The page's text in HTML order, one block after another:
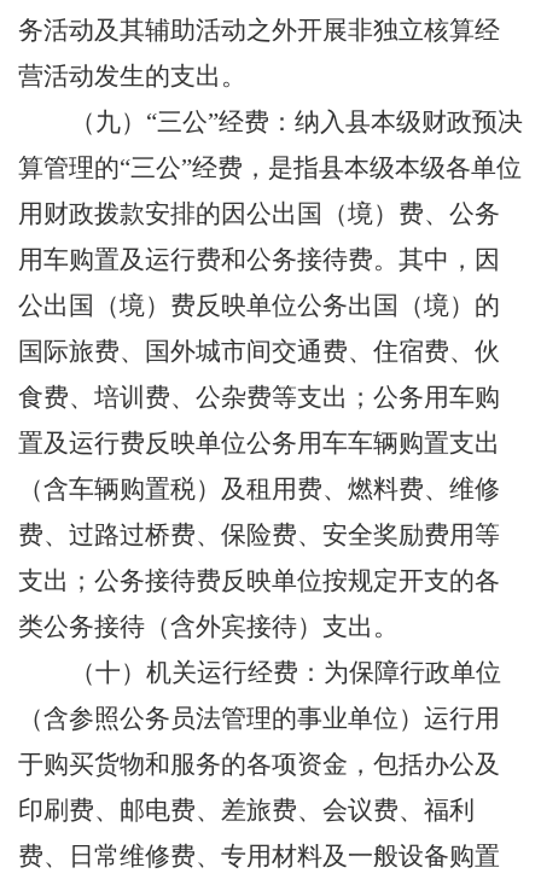
务活动及其辅助活动之外开展非独立核算经
营活动发生的支出。
（九） “三公”经费：纳入县本级财政预决
算管理的“三公”经费，是指县本级本级各单位
用财政拨款安排的因公出国（境）费、公务
用车购置及运行费和公务接待费。其中，因
公出国（境）费反映单位公务出国（境）的
国际旅费、国外城市间交通费、住宿费、伙
食费、培训费、公杂费等支出；公务用车购
置及运行费反映单位公务用车车辆购置支出
（含车辆购置税）及租用费、燃料费、维修
费、过路过桥费、保险费、安全奖励费用等
支出；公务接待费反映单位按规定开支的各
类公务接待（含外宾接待）支出。
（十）机关运行经费：为保障行政单位
（含参照公务员法管理的事业单位）运行用
于购买货物和服务的各项资金，包括办公及
印刷费、邮电费、差旅费、会议费、福利
费、日常维修费、专用材料及一般设备购置